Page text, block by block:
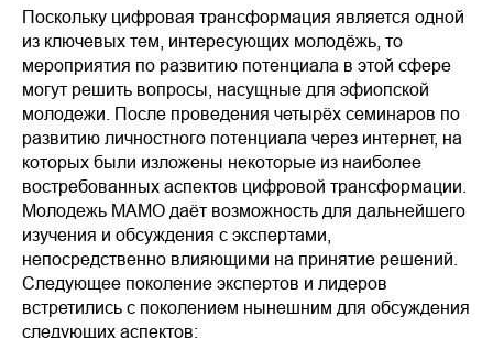
Поскольку цифровая трансформация является одной
из ключевых тем, интересующих молодёжь, то
мероприятия по развитию потенциала в этой сфере
могут решить вопросы, насущные для эфиопской
молодежи. После проведения четырёх семинаров по
развитию личностного потенциала через интернет, на
которых были изложены некоторые из наиболее
востребованных аспектов цифровой трансформации.
Молодежь МАМО даёт возможность для дальнейшего
изучения и обсуждения с экспертами,
непосредственно влияющими на принятие решений.
Следующее поколение экспертов и лидеров
встретились с поколением нынешним для обсуждения
следующих аспектов: